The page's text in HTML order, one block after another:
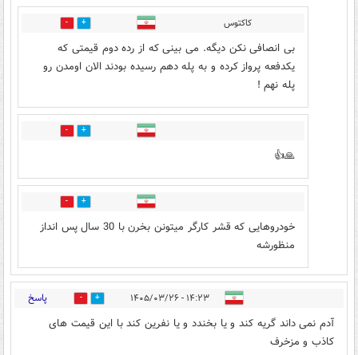
کاکتوس 1
بی انصافی نکن دیگه. می بینی که از رده دوم قیمتی که
یکدفعه پرواز کرده و به پله دهم رسیده بودند الان اومدن رو
پله نهم !
0
🙏👍
1
خودروهایی که قشر کارگر میتونن بخرن با 30 سال پس انداز
منظورشه
۱۴:۲۳ - ۱۴۰۵/۰۳/۲۶ 6 پاسخ
آدم نمی داند گریه کند و یا بخندد و یا نفرین کند با این قیمت های
کاذب و مزخرف